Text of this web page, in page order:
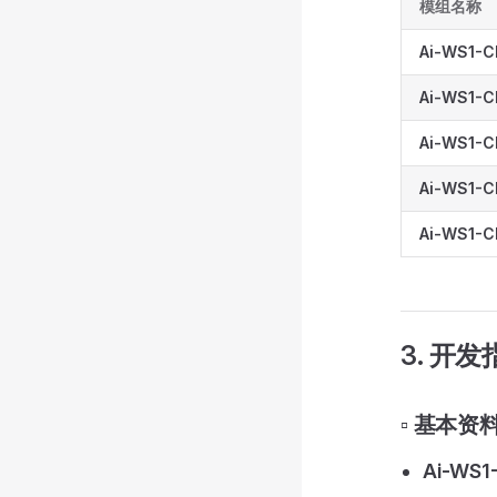
模组名称
Ai-WS1-
Ai-WS1-
Ai-WS1-
Ai-WS1-
Ai-WS1-
3. 开发
▫️ 基本资
Ai-